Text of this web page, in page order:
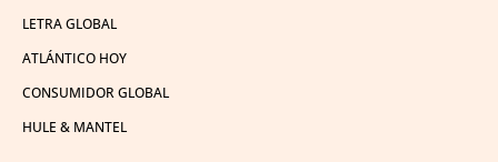
LETRA GLOBAL
ATLÁNTICO HOY
CONSUMIDOR GLOBAL
HULE & MANTEL